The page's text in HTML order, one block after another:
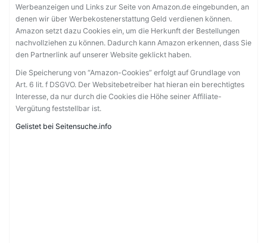
Werbeanzeigen und Links zur Seite von Amazon.de eingebunden, an
denen wir über Werbekostenerstattung Geld verdienen können.
Amazon setzt dazu Cookies ein, um die Herkunft der Bestellungen
nachvollziehen zu können. Dadurch kann Amazon erkennen, dass Sie
den Partnerlink auf unserer Website geklickt haben.
Die Speicherung von “Amazon-Cookies” erfolgt auf Grundlage von
Art. 6 lit. f DSGVO. Der Websitebetreiber hat hieran ein berechtigtes
Interesse, da nur durch die Cookies die Höhe seiner Affiliate-
Vergütung feststellbar ist.
Gelistet bei Seitensuche.info